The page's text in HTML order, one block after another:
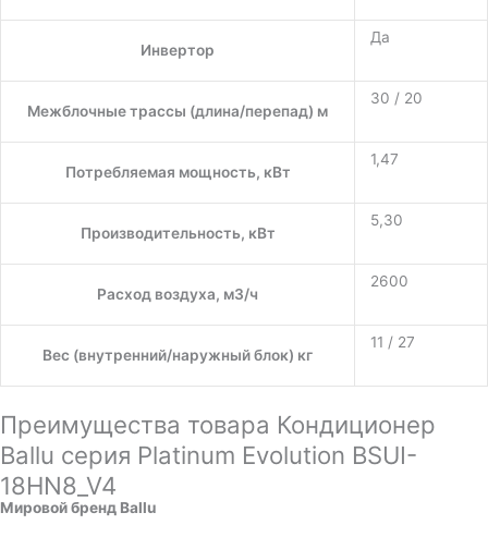
Инвертор
Да
Межблочные трассы (длина/перепад) м
30 / 20
Потребляемая мощность, кВт
1,47
Производительность, кВт
5,30
Расход воздуха, м3/ч
2600
Вес (внутренний/наружный блок) кг
11 / 27
Преимущества товара Кондиционер
Ballu серия Platinum Evolution BSUI-
18HN8_V4
Мировой бренд Ballu